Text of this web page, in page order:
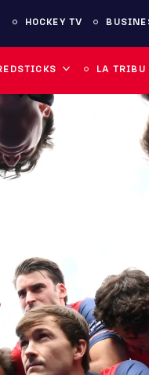
HOCKEY TV
LA TRIBU